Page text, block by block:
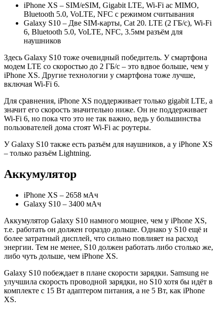
iPhone XS – SIM/eSIM, Gigabit LTE, Wi-Fi ac MIMO,
Bluetooth 5.0, VoLTE, NFC с режимом считывания
Galaxy S10 – Две SIM-карты, Cat 20. LTE (2 ГБ/с), Wi-Fi
6, Bluetooth 5.0, VoLTE, NFC, 3.5мм разъём для
наушников
Здесь Galaxy S10 тоже очевидный победитель. У смартфона
модем LTE со скоростью до 2 ГБ/с – это вдвое больше, чем у
iPhone XS. Другие технологии у смартфона тоже лучше,
включая Wi-Fi 6.
Для сравнения, iPhone XS поддерживает только gigabit LTE, а
значит его скорость значительно ниже. Он не поддерживает
Wi-Fi 6, но пока что это не так важно, ведь у большинства
пользователей дома стоят Wi-Fi ac роутеры.
У Galaxy S10 также есть разъём для наушников, а у iPhone XS
– только разъём Lightning.
Аккумулятор
iPhone XS – 2658 мАч
Galaxy S10 – 3400 мАч
Аккумулятор Galaxy S10 намного мощнее, чем у iPhone XS,
т.е. работать он должен гораздо дольше. Однако у S10 ещё и
более затратный дисплей, что сильно повлияет на расход
энергии. Тем не менее, S10 должен работать либо столько же,
либо чуть дольше, чем iPhone XS.
Galaxy S10 побеждает в плане скорости зарядки. Samsung не
улучшила скорость проводной зарядки, но S10 хотя бы идёт в
комплекте с 15 Вт адаптером питания, а не 5 Вт, как iPhone
XS.